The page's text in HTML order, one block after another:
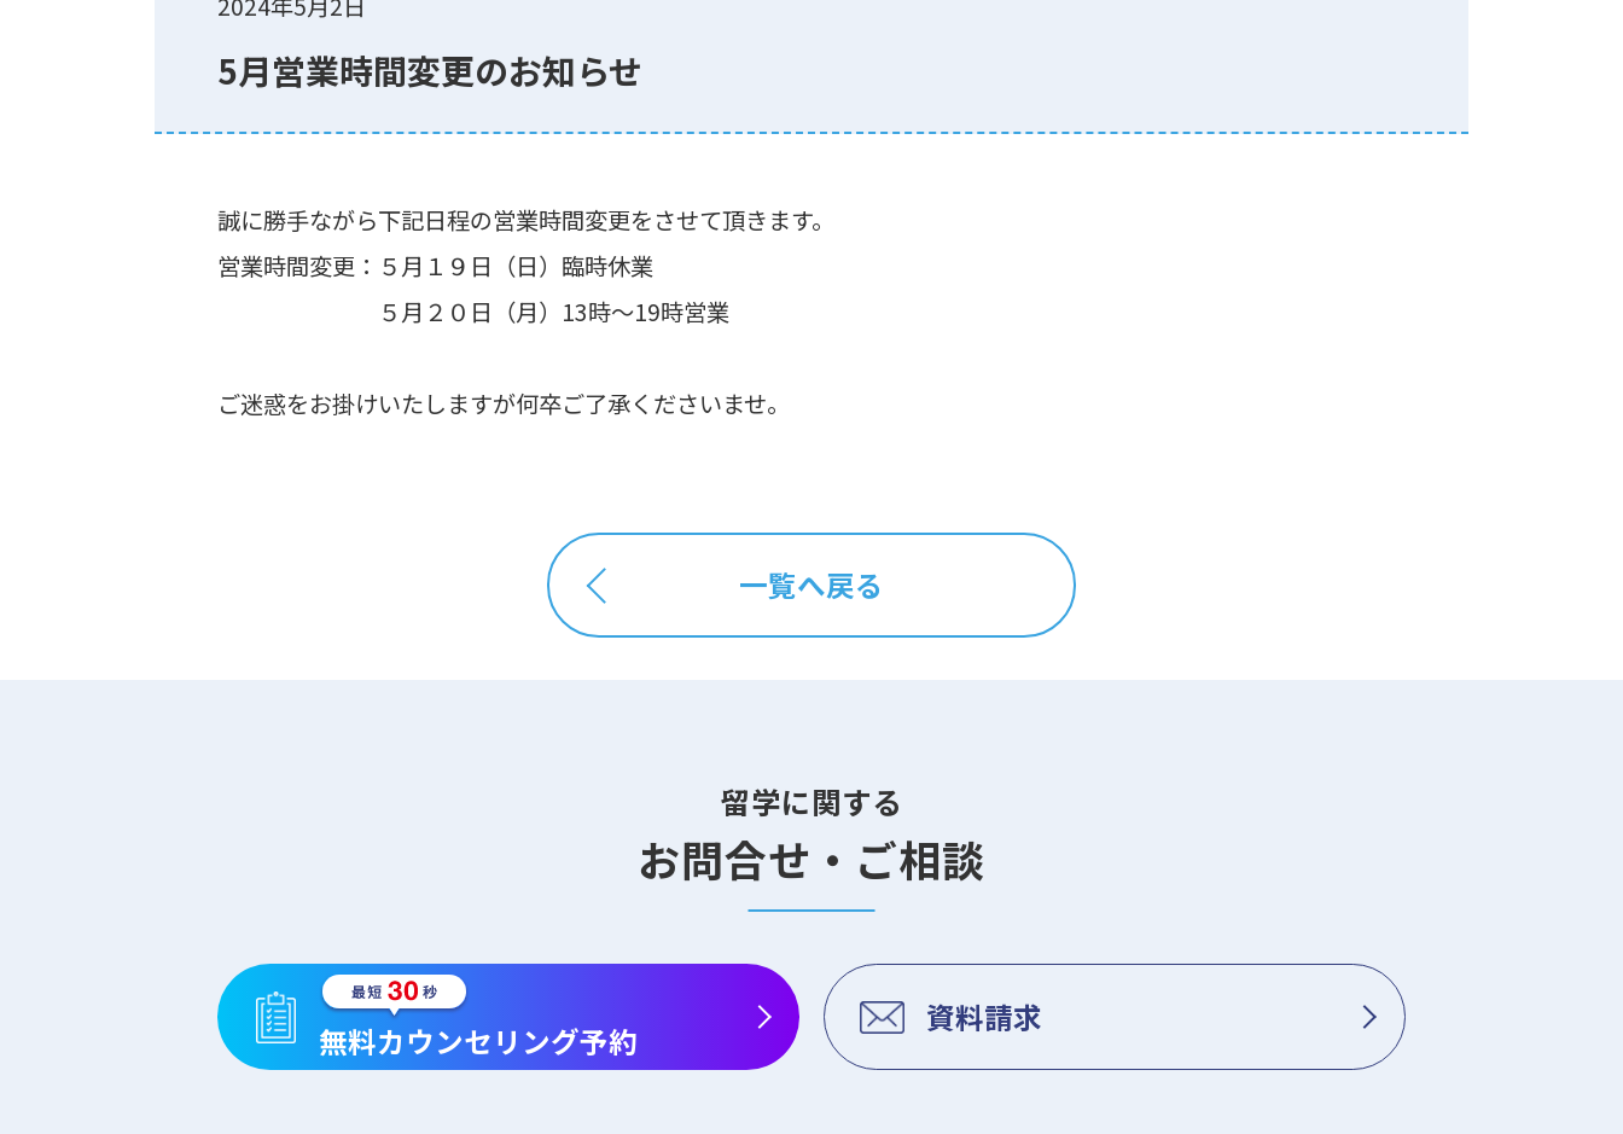
5月営業時間変更のお知らせ
誠に勝手ながら下記日程の営業時間変更をさせて頂きます。
営業時間変更：５月１９日（日）臨時休業
５月２０日（月）13時～19時営業
ご迷惑をお掛けいたしますが何卒ご了承くださいませ。
一覧へ戻る
留学に関する
お問合せ・ご相談
無料カウンセリング予約
資料請求